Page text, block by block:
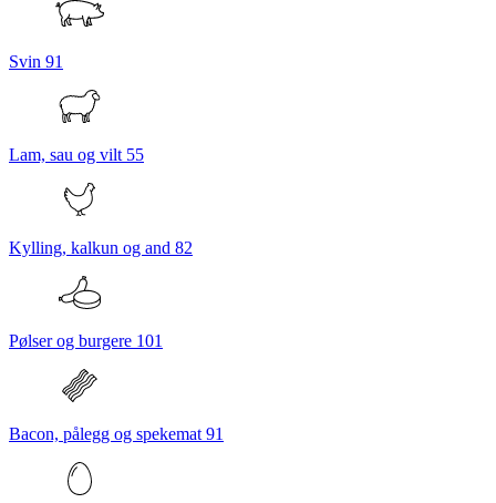
Svin 91
Lam, sau og vilt 55
Kylling, kalkun og and 82
Pølser og burgere 101
Bacon, pålegg og spekemat 91